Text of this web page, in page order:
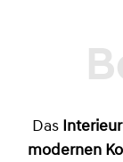
Das Interieur
modernen